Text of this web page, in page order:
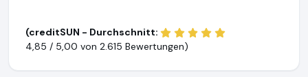
(creditSUN - Durchschnitt:
4,85 / 5,00 von 2.615 Bewertungen)